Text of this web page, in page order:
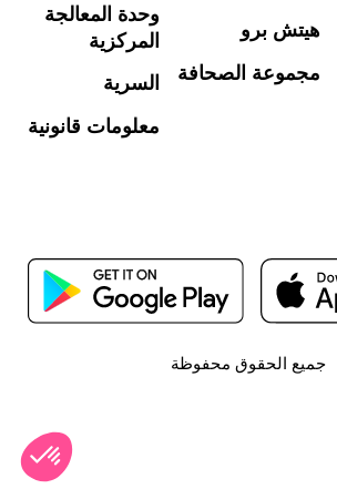
هيتش برو
مجموعة الصحافة
وحدة المعالجة
المركزية
السرية
معلومات قانونية
جميع الحقوق محفوظة